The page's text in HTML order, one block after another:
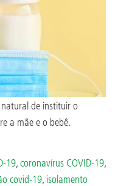
de instituir o
a mãe e o bebê.
19,coronavírus COVID-19,
covid-19, isolamento